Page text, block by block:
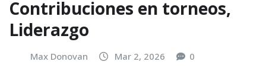
Contribuciones en torneos,
Liderazgo
Max Donovan Mar 2, 2026 0